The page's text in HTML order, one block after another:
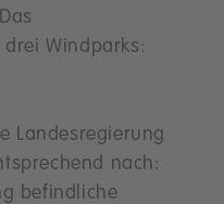
drei Windparks:
Landesregierung
nach:
befindliche